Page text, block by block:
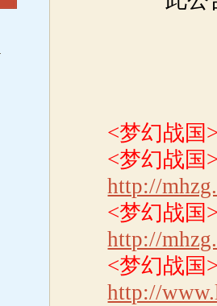
<梦幻战国
<梦幻战国
http://
<梦幻战国
http://
<梦幻战国
http://